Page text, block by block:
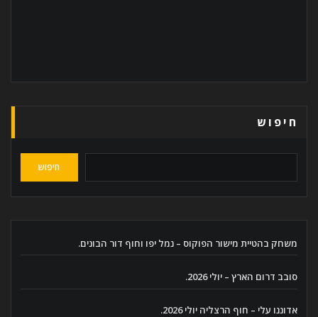
חיפוש
חיפוש
משחק בהטיית מישור הפוקוס – נמל יפו וחוף דור הבונים.
סובב דרום הארץ – יולי 2026.
אדוננו עלי – חוף הרצליה יולי 2026.